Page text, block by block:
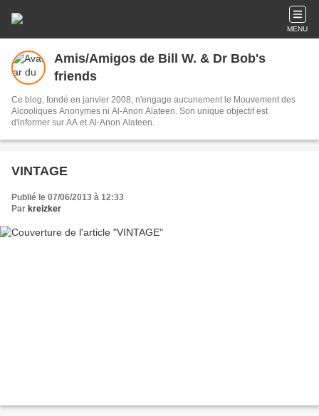
MENU
Amis/Amigos de Bill W. & Dr Bob's
friends
Ce blog, fondé en janvier 2008, n'engage aucunement le Mouvement des
Alcooliques Anonymes ni Al-Anon Alateen. Son unique objectif est
d'informer sur AA et Al-Anon Alateen.
VINTAGE
Publié le 07/06/2013 à 12:33
Par kreizker